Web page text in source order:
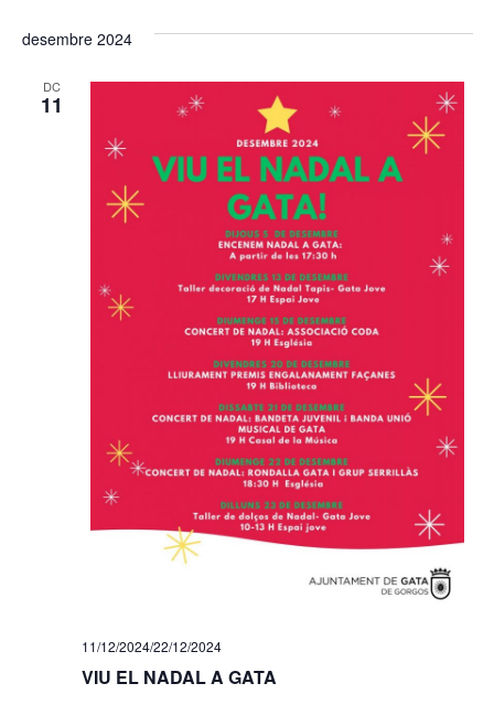
desembre 2024
DC
11
VIU EL NADAL A GATA
11/12/2024/22/12/2024